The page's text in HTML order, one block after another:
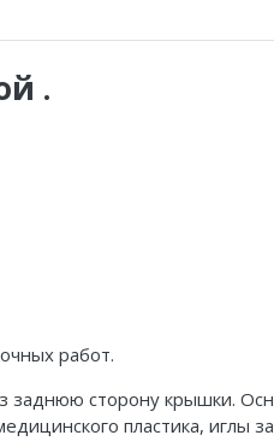
.
работ.
заднюю сторону крышки.
пластика, иглы